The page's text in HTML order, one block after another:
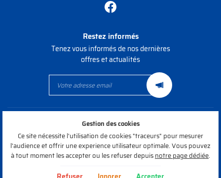
Restez informés
Tenez vous informés de nos dernières
offres et actualités
Conditions générales d'utilisation
Politique de confidentialité
Gestion des cookies
Sitemap
Gestion des cookies
Ce site nécessite l'utilisation de cookies "traceurs" pour mesurer
l'audience et offrir une experience utilisateur optimale. Vous pouvez
à tout moment les accepter ou les refuser depuisnotre page dédiée.